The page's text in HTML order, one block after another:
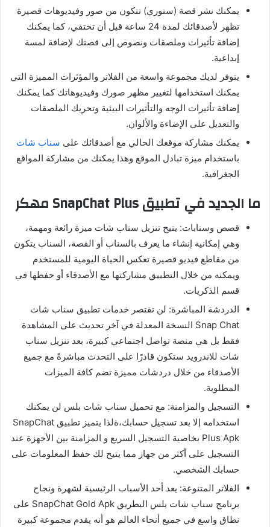
يمكنك نشر قصة (ستوري) تتكون من صور وفيديوهات قصيرة
تظهر لأصدقائك لمدة
ساعة قبل أن تختفي، كما يمكنك
إضافة تأثيرات وملصقات ونصوص إلى قصتك لإضافة لمسة
إبداعية.
يتوفر لديك مجموعة واسعة من الفلاتر والمؤثرات المميزة التي
يمكنك استخدامها لتغيير مظهر صورك وفيديوهاتك كما يمكنك
إضافة تأثيرات الوجه والتأثيرات البيئية وتحريك الملصقات
والتعديل على الإضاءة والألوان.
يمكنك مشاركة موقعك الحالي مع أصدقائك على سناب شات
باستخدام ميزة تبادل الموقع وهذا يمكنك من مشاركة المواقع
الجغرافية.
ما الجديد في تطبيق SnapChat Plus مهكر
قصص وسنابات: يتيح تنزيل سناب شات ميزة رائعة ومهمة،
وهي إمكانية إنشاء ما يعرف بالسناب أو القصة، السناب يتكون
من مقاطع فيديو قصيرة تعكس الحياة اليومية للمستخدم
ويمكنه من خلال التطبيق مشاركتها مع الأصدقاء أو حفظها في
قسم الذكريات.
الدردشة المباشرة: لن تقتصر خدمات تطبيق سناب شات
Snap Chat النسخة المعدلة في آخر تحديث على المشاهدة
فقط بل هي منصة تواصل اجتماعي كبيرة، بعد تنزيل سناب
شات للاندرويد ستكون قادرًا على التحدث مباشرةً مع جميع
الأصدقاء من خلال دردشات مميزة تضم كافة الميزات
المطلوبة.
التسجيل والمزامنة: مع تحميل سناب شات بلس لن يمكنك
استخدامه إلا بعد تسجيل حسابك،ةلذا يتميز تطبيق SnapChat
Plus Apk بخاصية التسجيل السريع و المزامنة بين الأجهزة عند
التسجيل على أكثر من جهاز مما يتيح لك حفظ المعلومات على
حسابك الشخصي.
الفلاتر المتنوعة: يعد أحد الأسباب الرئيسية لشهرة ونجاح
برنامج سناب شات بلس البطريق SnapChat Gold Apk على
نطاق واسع في جميع أنحاء العالم هو أنه يقدم مجموعة كبيرة